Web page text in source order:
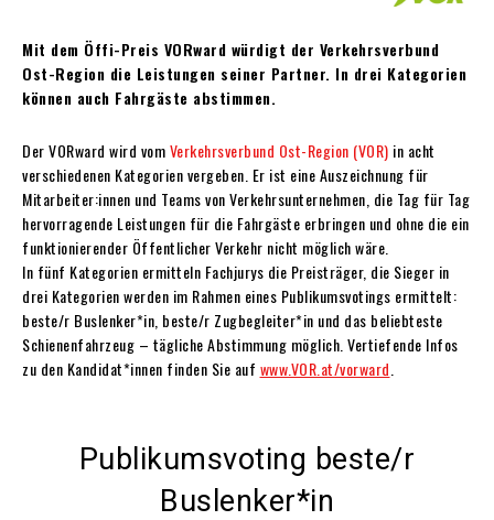
Mit dem Öffi-Preis VORward würdigt der Verkehrsverbund
Ost-Region die Leistungen seiner Partner. In drei Kategorien
können auch Fahrgäste abstimmen.
Der VORward wird vomVerkehrsverbund Ost-Region (VOR) in acht
verschiedenen Kategorien vergeben. Er ist eine Auszeichnung für
Mitarbeiter:innen und Teams von Verkehrsunternehmen, die Tag für Tag
hervorragende Leistungen für die Fahrgäste erbringen und ohne die ein
funktionierender Öffentlicher Verkehr nicht möglich wäre.
In fünf Kategorien ermitteln Fachjurys die Preisträger, die Sieger in
drei Kategorien werden im Rahmen eines Publikumsvotings ermittelt:
beste/r Buslenker*in, beste/r Zugbegleiter*in und das beliebteste
Schienenfahrzeug – tägliche Abstimmung möglich. Vertiefende Infos
zu den Kandidat*innen finden Sie auf www.VOR.at/vorward
Publikumsvoting beste/r
Buslenker*in